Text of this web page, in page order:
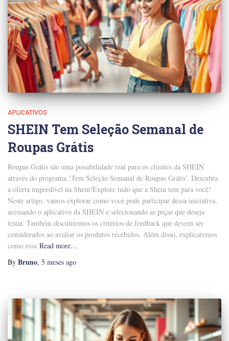
APLICATIVOS
SHEIN Tem Seleção Semanal de
Roupas Grátis
Roupas Grátis são uma possibilidade real para os clientes da SHEIN
através do programa ‘Tem Seleção Semanal de Roupas Grátis’. Descubra
a oferta imperdível na Shein!Explore tudo que a Shein tem para você!
Neste artigo, vamos explorar como você pode participar dessa iniciativa,
acessando o aplicativo da SHEIN e selecionando as peças que deseja
testar. Também discutiremos os critérios de feedback que devem ser
considerados ao avaliar os produtos recebidos. Além disso, explicaremos
como essa Read more…
By Bruno, 5 meses ago